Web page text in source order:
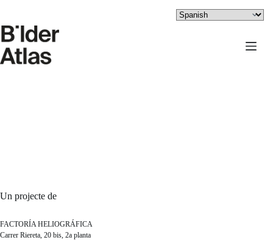
contenido
Un projecte de
FACTORÍA HELIOGRÁFICA
Carrer Riereta, 20 bis, 2a planta